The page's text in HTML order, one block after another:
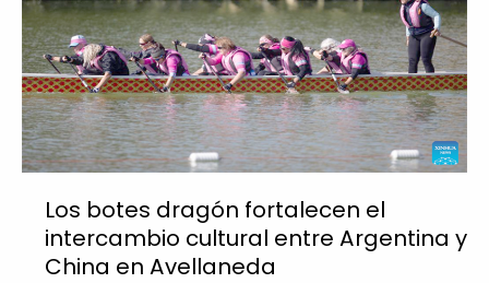
Los botes dragón fortalecen el
intercambio cultural entre Argentina y
China en Avellaneda